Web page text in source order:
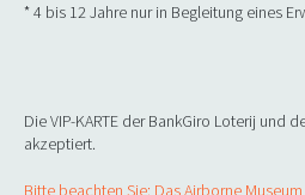
* 4 bis 12 Jahre nur in Begleitung eines
Die VIP-KARTE der BankGiro Loterij und
akzeptiert.
Bitte beachten Sie: Das Airborne